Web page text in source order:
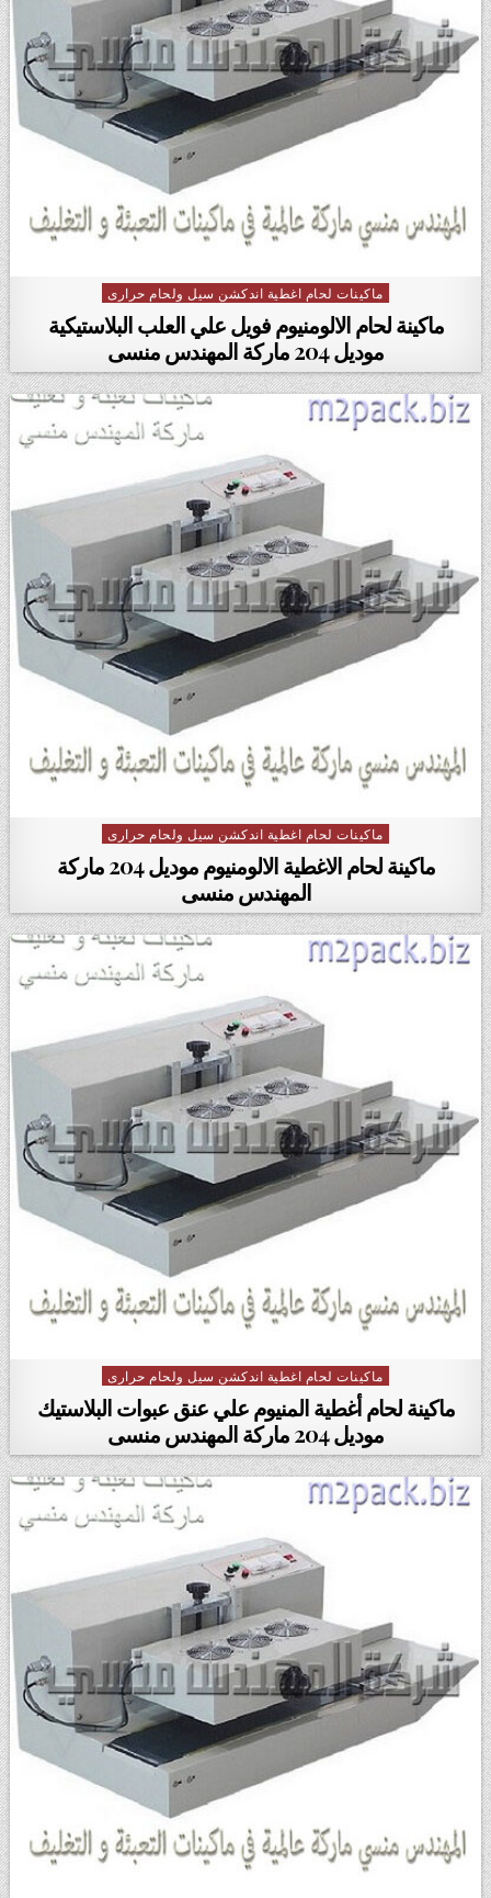
Posted in
ماكينات لحام اغطية اندكشن سيل ولحام حرارى
ماكينة لحام الالومنيوم فويل علي العلب البلاستيكية
موديل 204 ماركة المهندس منسى
Posted in
ماكينات لحام اغطية اندكشن سيل ولحام حرارى
ماكينة لحام الاغطية الالومنيوم موديل 204 ماركة
المهندس منسى
Posted in
ماكينات لحام اغطية اندكشن سيل ولحام حرارى
ماكينة لحام أغطية المنيوم علي عنق عبوات البلاستيك
موديل 204 ماركة المهندس منسى